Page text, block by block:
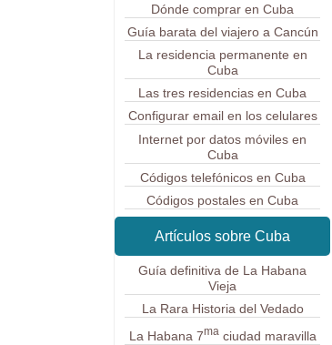
Dónde comprar en Cuba
Guía barata del viajero a Cancún
La residencia permanente en
Cuba
Las tres residencias en Cuba
Configurar email en los celulares
Internet por datos móviles en
Cuba
Códigos telefónicos en Cuba
Códigos postales en Cuba
Artículos sobre Cuba
Guía definitiva de La Habana
Vieja
La Rara Historia del Vedado
La Habana 7maciudad maravilla